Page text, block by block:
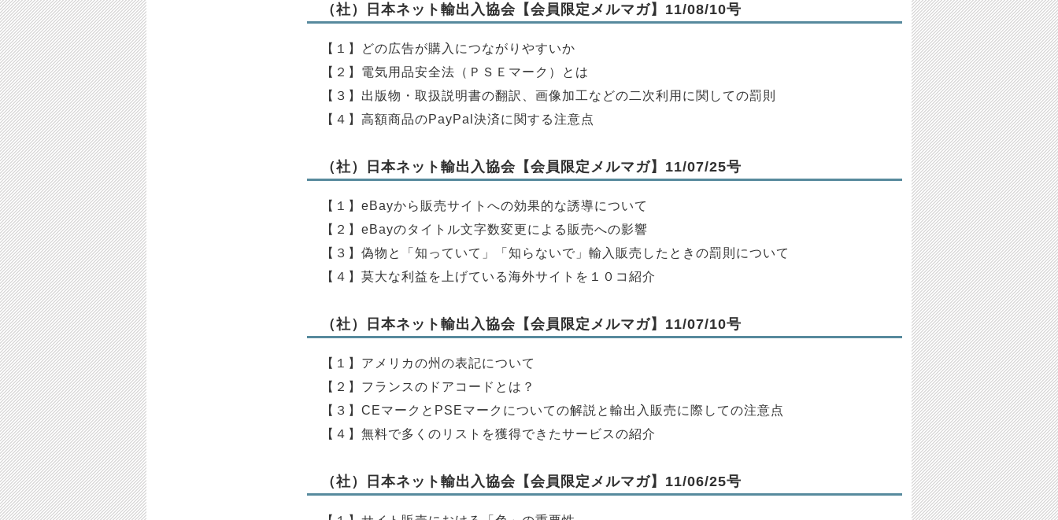
（社）日本ネット輸出入協会【会員限定メルマガ】11/08/10号
【１】どの広告が購入につながりやすいか
【２】電気用品安全法（ＰＳＥマーク）とは
【３】出版物・取扱説明書の翻訳、画像加工などの二次利用に関しての罰則
【４】高額商品のPayPal決済に関する注意点
（社）日本ネット輸出入協会【会員限定メルマガ】11/07/25号
【１】eBayから販売サイトへの効果的な誘導について
【２】eBayのタイトル文字数変更による販売への影響
【３】偽物と「知っていて」「知らないで」輸入販売したときの罰則について
【４】莫大な利益を上げている海外サイトを１０コ紹介
（社）日本ネット輸出入協会【会員限定メルマガ】11/07/10号
【１】アメリカの州の表記について
【２】フランスのドアコードとは？
【３】CEマークとPSEマークについての解説と輸出入販売に際しての注意点
【４】無料で多くのリストを獲得できたサービスの紹介
（社）日本ネット輸出入協会【会員限定メルマガ】11/06/25号